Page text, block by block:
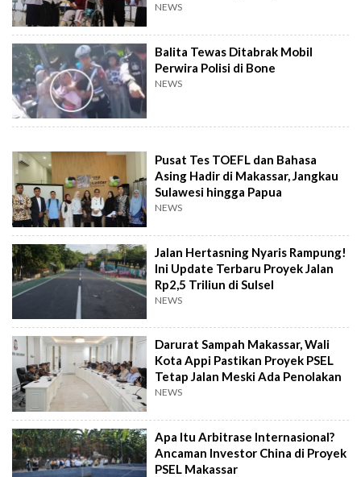
NEWS
Balita Tewas Ditabrak Mobil
Perwira Polisi di Bone
NEWS
Pusat Tes TOEFL dan Bahasa
Asing Hadir di Makassar, Jangkau
Sulawesi hingga Papua
NEWS
Jalan Hertasning Nyaris Rampung!
Ini Update Terbaru Proyek Jalan
Rp2,5 Triliun di Sulsel
NEWS
Darurat Sampah Makassar, Wali
Kota Appi Pastikan Proyek PSEL
Tetap Jalan Meski Ada Penolakan
NEWS
Apa Itu Arbitrase Internasional?
Ancaman Investor China di Proyek
PSEL Makassar